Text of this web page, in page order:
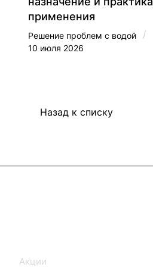
применения
Решение проблем с водой /
10 июля 2026
Назад к списку
Акции